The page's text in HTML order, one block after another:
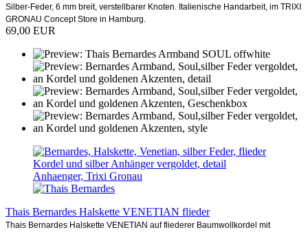
Silber-Feder, 6 mm breit, verstellbarer Knoten. Italienische Handarbeit, im TRIXI
GRONAU Concept Store in Hamburg.
69,00 EUR
Thais Bernardes Halskette VENETIAN flieder
Thais Bernardes Halskette VENETIAN auf fliederer Baumwollkordel mit